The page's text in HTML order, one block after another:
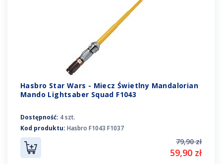
Hasbro Star Wars - Miecz Świetlny Mandalorian
Mando Lightsaber Squad F1043
Dostępność: 4 szt.
Kod produktu: Hasbro F1043 F1037
79,90 zł
59,90 zł